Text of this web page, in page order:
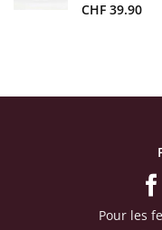
Noté4.47
19
CHF 39.90
Pour les